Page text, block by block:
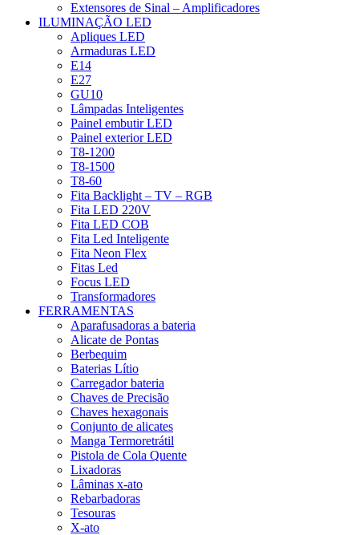
Extensores de Sinal – Amplificadores
ILUMINAÇÃO LED
Apliques LED
Armaduras LED
E14
E27
GU10
Lâmpadas Inteligentes
Painel embutir LED
Painel exterior LED
T8-1200
T8-1500
T8-60
Fita Backlight – TV – RGB
Fita LED 220V
Fita LED COB
Fita Led Inteligente
Fita Neon Flex
Fitas Led
Focus LED
Transformadores
FERRAMENTAS
Aparafusadoras a bateria
Alicate de Pontas
Berbequim
Baterias Lítio
Carregador bateria
Chaves de Precisão
Chaves hexagonais
Conjunto de alicates
Manga Termoretrátil
Pistola de Cola Quente
Lixadoras
Lâminas x-ato
Rebarbadoras
Tesouras
X-ato